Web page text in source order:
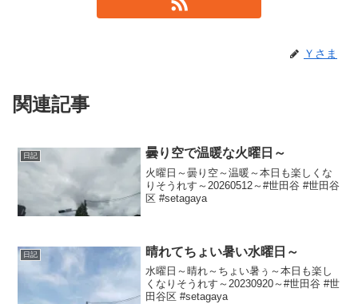
Ｙさま
関連記事
日記 曇り空で温暖な火曜日～
火曜日～曇り空～温暖～本日も楽しくな
りそうれす～20260512～#世田谷 #世田谷
区 #setagaya
日記 晴れてちょい暑い水曜日～
水曜日～晴れ～ちょい暑ぅ～本日も楽し
くなりそうれす～20230920～#世田谷 #世
田谷区 #setagaya